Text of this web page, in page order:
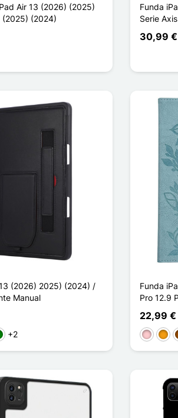
Air 13 (2026) (2025)
(2025) (2024)
Funda
Serie
30,99 €
(2026) 2025) (2024) /
Manual
+2
Funda
Pro 12.9
22,99 €
Rosa